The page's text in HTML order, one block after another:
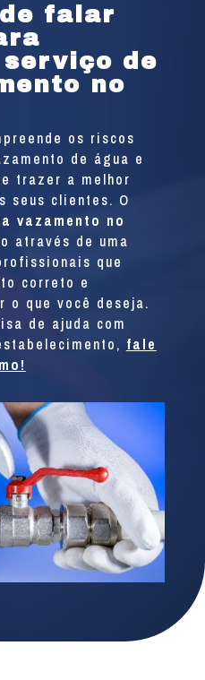
falar
de
no
os riscos
de água e
trazer a melhor
seus clientes. O
vazamento no
através de uma
que
correto e
o que você deseja.
de ajuda com
fale